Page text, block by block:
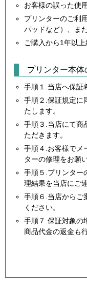
お客様の誤った使
プリンターのご利
パッドなど）、ま
ご購入から1年以上
プリンター本
手順１.当店へ保証
手順２.保証規定に
たします。
手順３.当店にて商
ただきます。
手順４.お客様でメ
ターの修理をお願
手順５.プリンター
理結果を当店にご
手順６.当店からご
ください。
手順７.保証対象の
商品代金の返金も